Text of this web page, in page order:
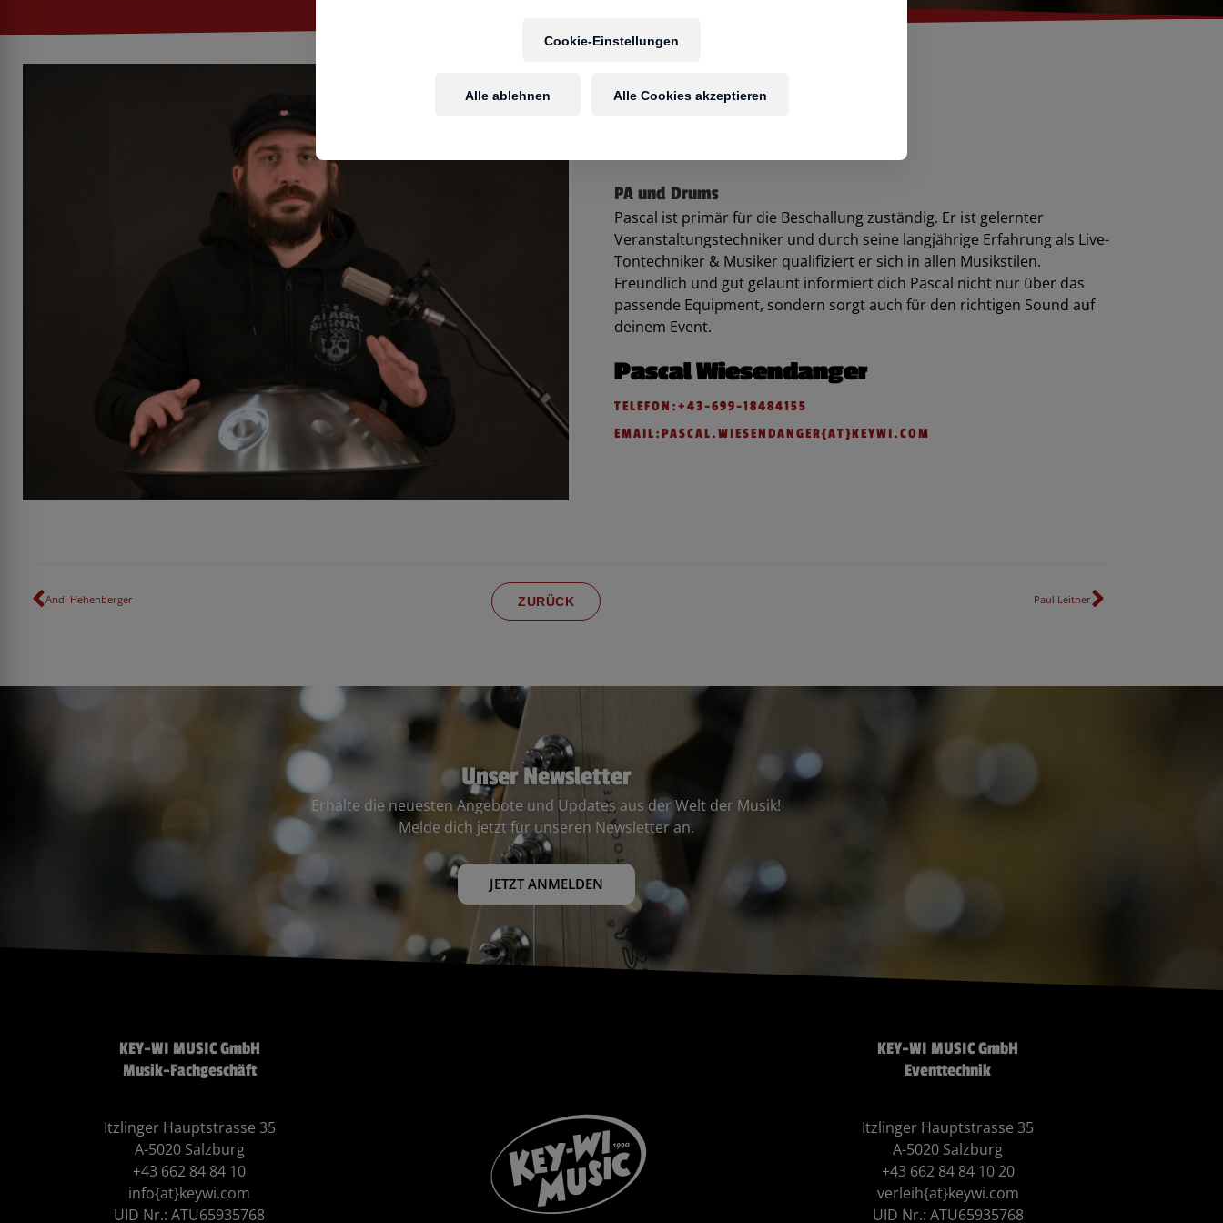
PA und Drums
Pascal ist primär für die Beschallung zuständig. Er ist gelernter
Veranstaltungstechniker und durch seine langjährige Erfahrung als Live-
Tontechniker & Musiker qualifiziert er sich in allen Musikstilen.
Freundlich und gut gelaunt informiert dich Pascal nicht nur über das
passende Equipment, sondern sorgt auch für den richtigen Sound auf
deinem Event.
Pascal Wiesendanger
TELEFON: +43-699-18484155
EMAIL:PASCAL.WIESENDANGER{AT}KEYWI.COM
Andi Hehenberger Paul Leitner
ZURÜCK
Unser Newsletter
Erhalte die neuesten Angebote und Updates aus der Welt der Musik!
Melde dich jetzt für unseren Newsletter an.
JETZT ANMELDEN
KEY-WI MUSIC GmbH
Musik-Fachgeschäft
Itzlinger Hauptstrasse 35
A-5020 Salzburg
+43 662 84 84 10
info{at}keywi.com
UID Nr.: ATU65935768
KEY-WI MUSIC GmbH
Eventtechnik
Itzlinger Hauptstrasse 35
A-5020 Salzburg
+43 662 84 84 10 20
verleih{at}keywi.com
UID Nr.: ATU65935768
Cookie-Einstellungen
Alle ablehnen Alle Cookies akzeptieren